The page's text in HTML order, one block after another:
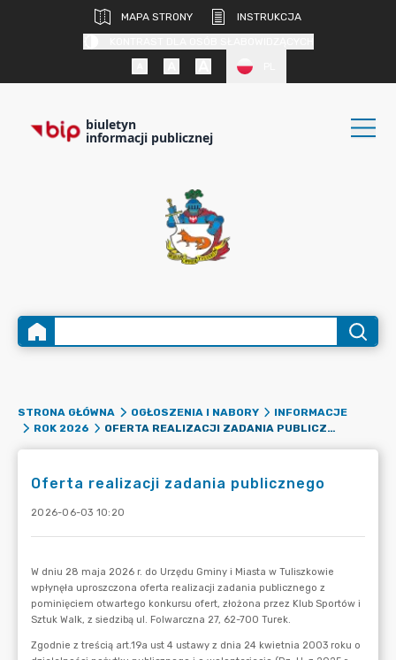
MAPA STRONY
INSTRUKCJA
biuletyn
informacji publicznej
STRONA GŁÓWNA OGŁOSZENIA I NABORY
INFORMACJE
ROK 2026
OFERTA REALIZACJI ZADANIA PUBLICZNEGO
Oferta realizacji zadania publicznego
2026-06-03 10:20